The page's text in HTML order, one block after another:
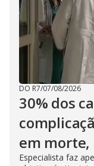
DO R7/07/08/2026
30% dos
em
Especialista faz